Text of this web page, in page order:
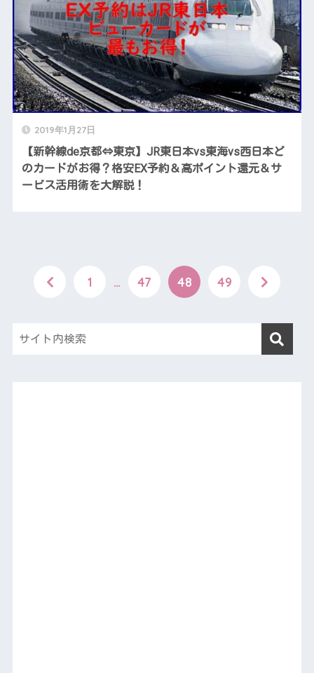
2019年1月27日
【新幹線de京都⇔東京】JR東日本vs東海vs西日本ど
のカードがお得？格安EX予約＆高ポイント還元＆サ
ービス活用術を大解説！
1 … 47 48 49